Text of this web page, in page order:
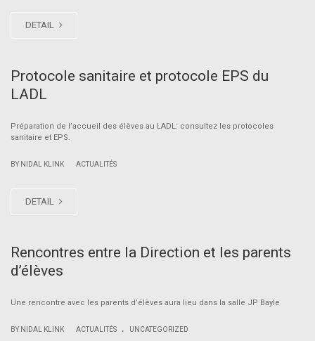
DETAIL
Protocole sanitaire et protocole EPS du
LADL
Préparation de l’accueil des élèves au LADL: consultez les protocoles
sanitaire et EPS.
BY NIDAL KLINK ACTUALITÉS
DETAIL
Rencontres entre la Direction et les parents
d’élèves
Une rencontre avec les parents d’élèves aura lieu dans la salle JP Bayle
BY NIDAL KLINK ACTUALITÉS . UNCATEGORIZED